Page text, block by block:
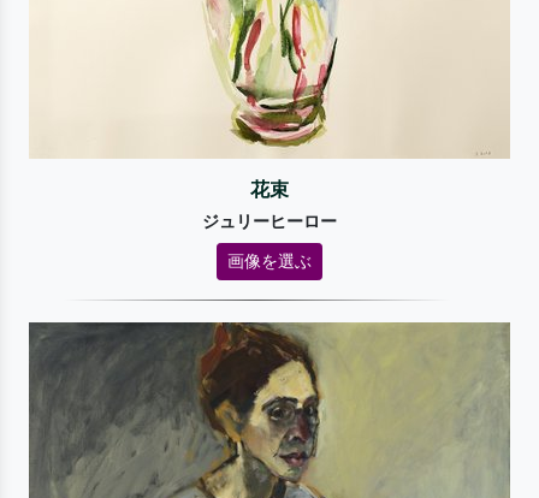
花束
ジュリーヒーロー
画像を選ぶ